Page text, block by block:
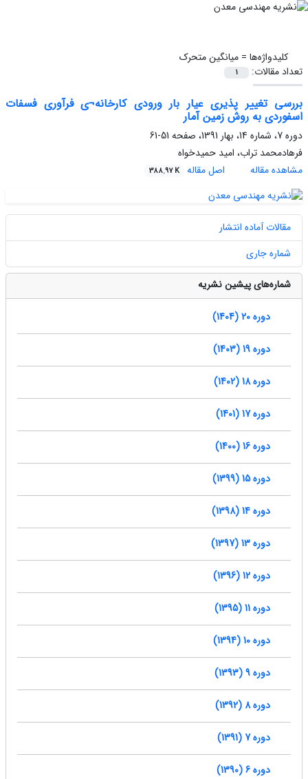
کلیدواژه‌ها =میانگین متحرک
تعداد مقالات:
1
بررسی تغییر پذیری عیار بار ورودی کارخانه¬ی فرآوری فسفات
اسفوردی به روش زمین آمار
دوره 7، شماره 14، بهار 1391، صفحه
51-61
فرهادمحمد تراب، امید حمیدخواه
مشاهده مقاله
اصل مقاله 388.97 K
مقالات آماده انتشار
شماره جاری
شماره‌های پیشین نشریه
دوره 20 (1404)
دوره 19 (1403)
دوره 18 (1402)
دوره 17 (1401)
دوره 16 (1400)
دوره 15 (1399)
دوره 14 (1398)
دوره 13 (1397)
دوره 12 (1396)
دوره 11 (1395)
دوره 10 (1394)
دوره 9 (1393)
دوره 8 (1392)
دوره 7 (1391)
دوره 6 (1390)